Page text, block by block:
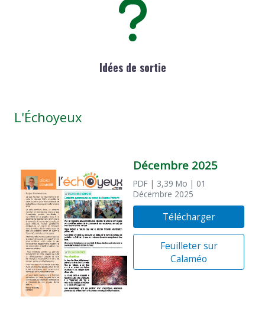
Idées de sortie
L'Échoyeux
Décembre 2025
PDF | 3,39 Mo | 01
Décembre 2025
Télécharger
Feuilleter sur
Calaméo